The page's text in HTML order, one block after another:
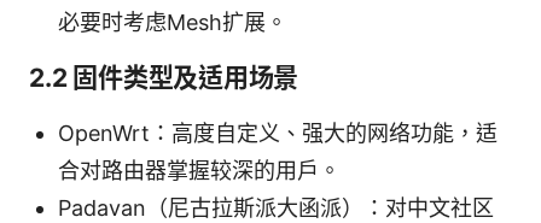
必要时考虑Mesh扩展。
2.2 固件类型及适用场景
OpenWrt：高度自定义、强大的网络功能，适
合对路由器掌握较深的用户。
Padavan（尼古拉斯派大函派）：对中文社区